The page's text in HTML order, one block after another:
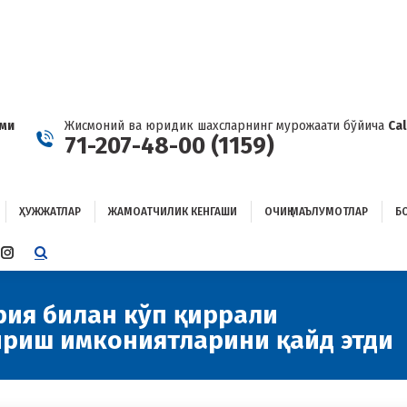
Жисмоний ва юридик шахсларнинг мурожаати бўйича
71-207-48-00 (1159)
ҲУЖЖАТЛАР ЖАМОАТЧИЛИК КЕНГАШИ ОЧИҚ МАЪЛУМОТЛАР
INSTAGRAM
IN
NEW
WINDOW
билан кўп қиррали
имкониятларини қайд этди